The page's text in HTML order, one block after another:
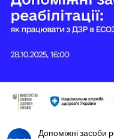
Допоміжні засоби